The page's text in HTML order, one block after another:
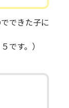
できた子に
です。）